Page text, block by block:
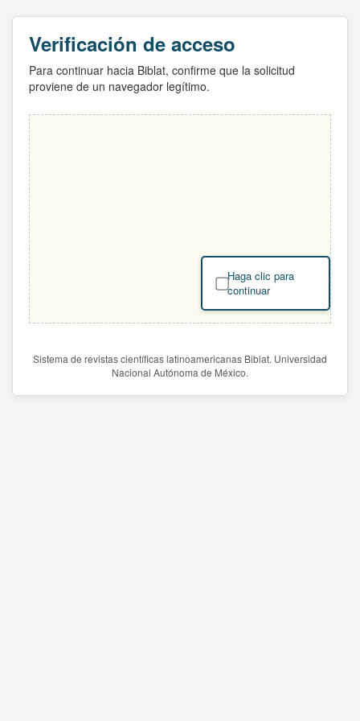
Verificación de acceso
Para continuar hacia Biblat, confirme que la solicitud
proviene de un navegador legítimo.
Haga clic para
continuar
Sistema de revistas científicas latinoamericanas Biblat. Universidad
Nacional Autónoma de México.